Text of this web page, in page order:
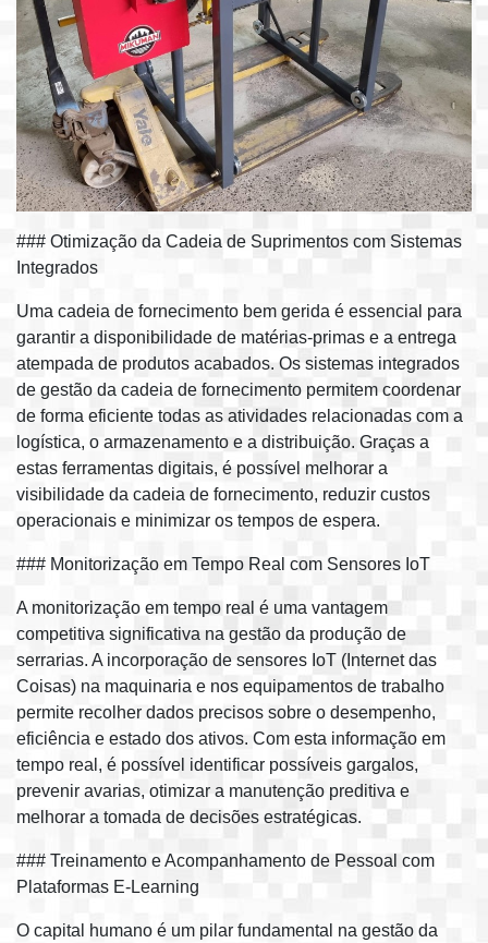
### Otimização da Cadeia de Suprimentos com Sistemas
Integrados
Uma cadeia de fornecimento bem gerida é essencial para
garantir a disponibilidade de matérias-primas e a entrega
atempada de produtos acabados. Os sistemas integrados
de gestão da cadeia de fornecimento permitem coordenar
de forma eficiente todas as atividades relacionadas com a
logística, o armazenamento e a distribuição. Graças a
estas ferramentas digitais, é possível melhorar a
visibilidade da cadeia de fornecimento, reduzir custos
operacionais e minimizar os tempos de espera.
### Monitorização em Tempo Real com Sensores IoT
A monitorização em tempo real é uma vantagem
competitiva significativa na gestão da produção de
serrarias. A incorporação de sensores IoT (Internet das
Coisas) na maquinaria e nos equipamentos de trabalho
permite recolher dados precisos sobre o desempenho,
eficiência e estado dos ativos. Com esta informação em
tempo real, é possível identificar possíveis gargalos,
prevenir avarias, otimizar a manutenção preditiva e
melhorar a tomada de decisões estratégicas.
### Treinamento e Acompanhamento de Pessoal com
Plataformas E-Learning
O capital humano é um pilar fundamental na gestão da